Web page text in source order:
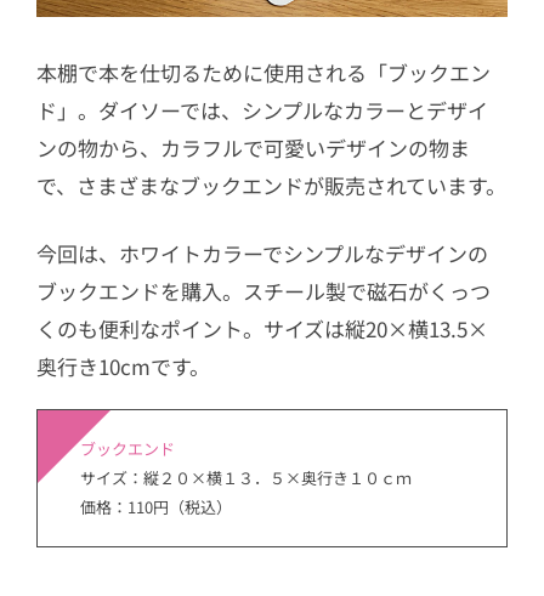
本棚で本を仕切るために使用される「ブックエン
ド」。ダイソーでは、シンプルなカラーとデザイ
ンの物から、カラフルで可愛いデザインの物ま
で、さまざまなブックエンドが販売されています。
今回は、ホワイトカラーでシンプルなデザインの
ブックエンドを購入。スチール製で磁石がくっつ
くのも便利なポイント。サイズは縦20×横13.5×
奥行き10cmです。
ブックエンド
サイズ：縦２０×横１３．５×奥行き１０ｃｍ
価格：110円（税込）